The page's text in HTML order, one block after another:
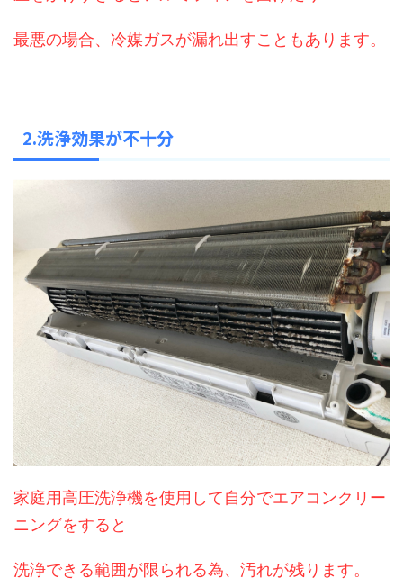
最悪の場合、冷媒ガスが漏れ出すこともあります。
2.洗浄効果が不十分
家庭用高圧洗浄機を使用して自分でエアコンクリー
ニングをすると
洗浄できる範囲が限られる為、汚れが残ります。